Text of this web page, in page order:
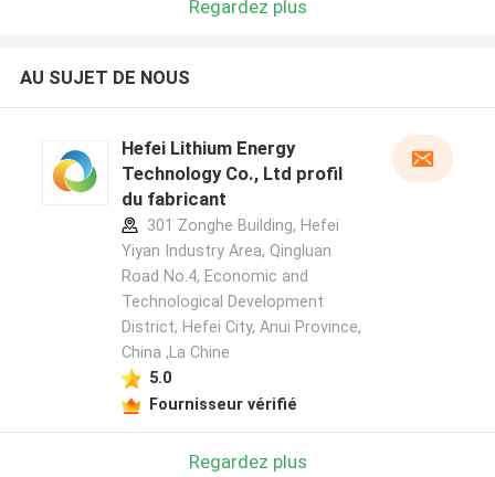
Regardez plus
AU SUJET DE NOUS
Hefei Lithium Energy
Technology Co., Ltd profil
du fabricant
301 Zonghe Building, Hefei
Yiyan Industry Area, Qingluan
Road No.4, Economic and
Technological Development
District, Hefei City, Anui Province,
China ,La Chine
5.0
Fournisseur vérifié
Regardez plus